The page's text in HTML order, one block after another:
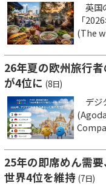
英国
「
(The
26年夏の欧州旅行
が4位に (8日)
デジ
25年の即席めん需
世界4位を維持 (7日)